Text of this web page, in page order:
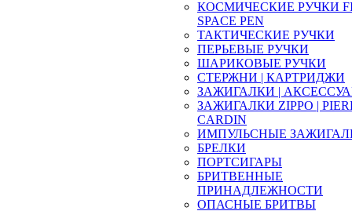
КОСМИЧЕСКИЕ РУЧКИ
SPACE PEN
ТАКТИЧЕСКИЕ РУЧКИ
ПЕРЬЕВЫЕ РУЧКИ
ШАРИКОВЫЕ РУЧКИ
СТЕРЖНИ | КАРТРИДЖИ
ЗАЖИГАЛКИ |
ЗАЖИГАЛКИ ZIPPO |
CARDIN
ИМПУЛЬСНЫЕ
БРЕЛКИ
ПОРТСИГАРЫ
БРИТВЕННЫЕ
ПРИНАДЛЕЖНОСТИ
ОПАСНЫЕ БРИТВЫ